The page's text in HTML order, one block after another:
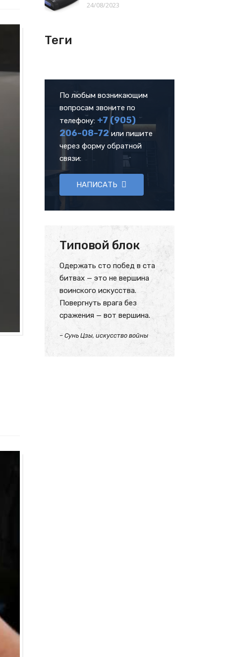
24/08/2023
Теги
По любым возникающим
вопросам звоните по
телефону: +7 (905)
206-08-72или пишите
через форму обратной
связи:
НАПИСАТЬ
Типовой блок
Одержать сто побед в ста
битвах — это не вершина
воинского искусства.
Повергнуть врага без
сражения — вот вершина.
– Сунь Цзы, искусство войны